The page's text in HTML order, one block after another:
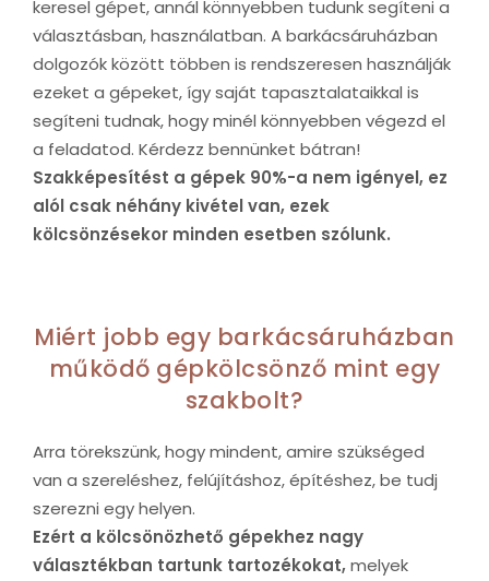
keresel gépet, annál könnyebben tudunk segíteni a
választásban, használatban. A barkácsáruházban
dolgozók között többen is rendszeresen használják
ezeket a gépeket, így saját tapasztalataikkal is
segíteni tudnak, hogy minél könnyebben végezd el
a feladatod. Kérdezz bennünket bátran!
Szakképesítést a gépek 90%-a nem igényel, ez
alól csak néhány kivétel van, ezek
kölcsönzésekor minden esetben szólunk.
Miért jobb egy barkácsáruházban
működő gépkölcsönző mint egy
szakbolt?
Arra törekszünk, hogy mindent, amire szükséged
van a szereléshez, felújításhoz, építéshez, be tudj
szerezni egy helyen.
Ezért a kölcsönözhető gépekhez nagy
választékban tartunk tartozékokat,melyek